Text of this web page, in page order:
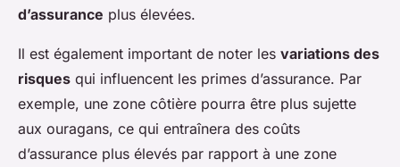
d’assurance plus élevées.
Il est également important de noter les variations des
risques qui influencent les primes d’assurance. Par
exemple, une zone côtière pourra être plus sujette
aux ouragans, ce qui entraînera des coûts
d’assurance plus élevés par rapport à une zone